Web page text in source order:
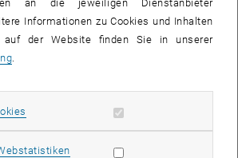
unter Rektor Eichlseder."
Präsidenten Wilfried Eichlseder bleibt das
für die gemeinsame Arbeit. "Je näher
"Ich denke hier konkret an eine weitere
im Bereich der Anschaffung und
von Forschungsinfrastruktur, aber auch die
der technischen Universitäten
an die jeweiligen Dienstanbieter
Informationen zu Cookies und Inhalten
auf der Website finden Sie in unserer
.
Erforderliche Cookies zulassen
Statistik Cookies zulassen